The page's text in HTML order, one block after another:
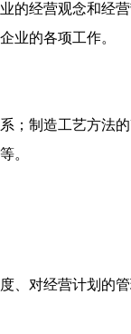
的经营观念和经
业的各项工作。
；制造工艺方法
。
、对经营计划的